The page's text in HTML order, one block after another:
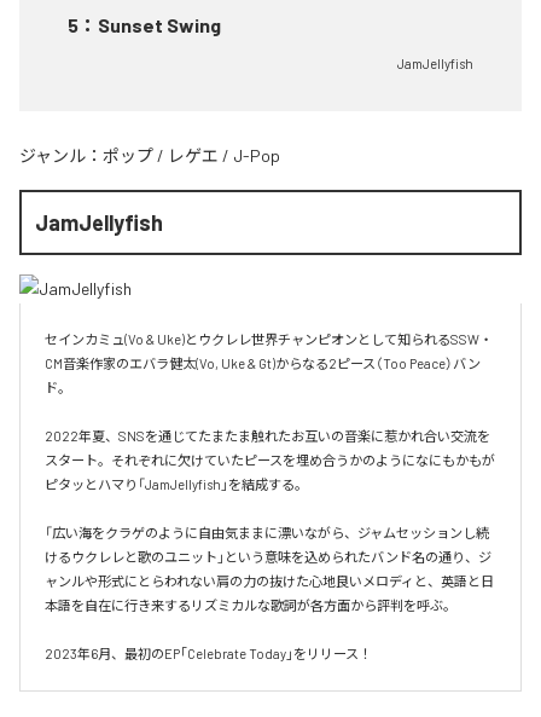
5 ： Sunset Swing
JamJellyfish
ジャンル： ポップ / レゲエ / J-Pop
JamJellyfish
セインカミュ(Vo & Uke)とウクレレ世界チャンピオンとして知られるSSW・
CM音楽作家のエバラ健太(Vo, Uke & Gt)からなる2ピース（Too Peace）バン
ド。
2022年夏、SNSを通じてたまたま触れたお互いの音楽に惹かれ合い交流を
スタート。それぞれに欠けていたピースを埋め合うかのようになにもかもが
ピタッとハマり「JamJellyfish」を結成する。
「広い海をクラゲのように自由気ままに漂いながら、ジャムセッションし続
けるウクレレと歌のユニット」という意味を込められたバンド名の通り、ジ
ャンルや形式にとらわれない肩の力の抜けた心地良いメロディと、英語と日
本語を自在に行き来するリズミカルな歌詞が各方面から評判を呼ぶ。
2023年6月、最初のEP｢Celebrate Today｣をリリース！